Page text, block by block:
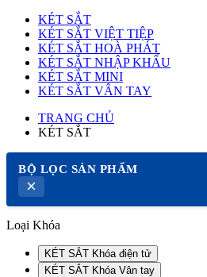
KÉT SẮT
KÉT SẮT VIỆT TIỆP
KÉT SẮT HOÀ PHÁT
KÉT SẮT NHẬP KHẨU
KÉT SẮT MINI
KÉT SẮT VÂN TAY
TRANG CHỦ
KÉT SẮT
BỘ LỌC SẢN PHẨM
×
Loại Khóa
KÉT SẮT Khóa điện tử
KÉT SẮT Khóa Vân tay